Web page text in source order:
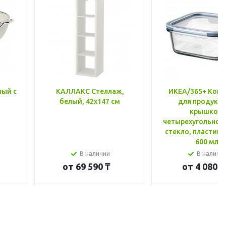
с
КАЛЛАКС Стеллаж,
белый, 42x147 см
В наличии
от 69 590 ₸
ИКЕА/365+
для
крышкой,
стекло, пластик
600 мл
В
от 4 080 ₸